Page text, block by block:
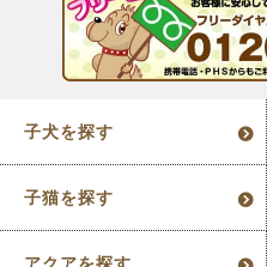
子犬を探す
子猫を探す
アクアを探す